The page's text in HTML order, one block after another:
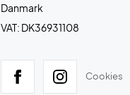
Danmark
VAT: DK36931108
Cookies